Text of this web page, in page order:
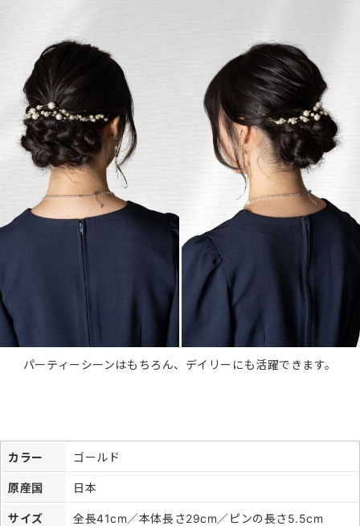
パーティーシーンはもちろん、デイリーにも活躍できます。
カラー ゴールド
原産国 日本
サイズ 全長41cm／本体長さ29cm／ピンの長さ5.5cm